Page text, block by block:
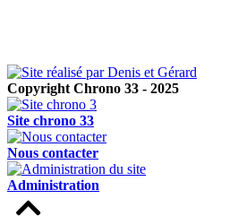
Copyright Chrono 33 - 2025
Site chrono 33
Nous contacter
Administration